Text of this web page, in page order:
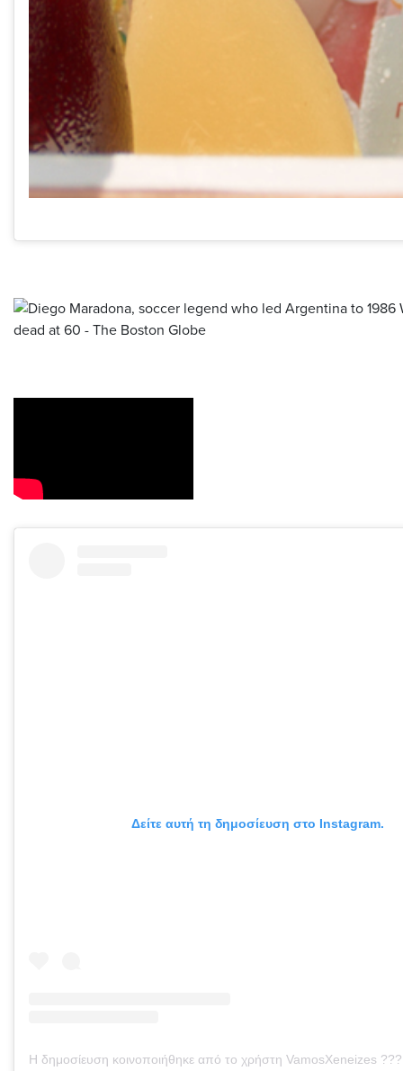
Δείτε αυτή τη δημοσίευση στο Instagram.